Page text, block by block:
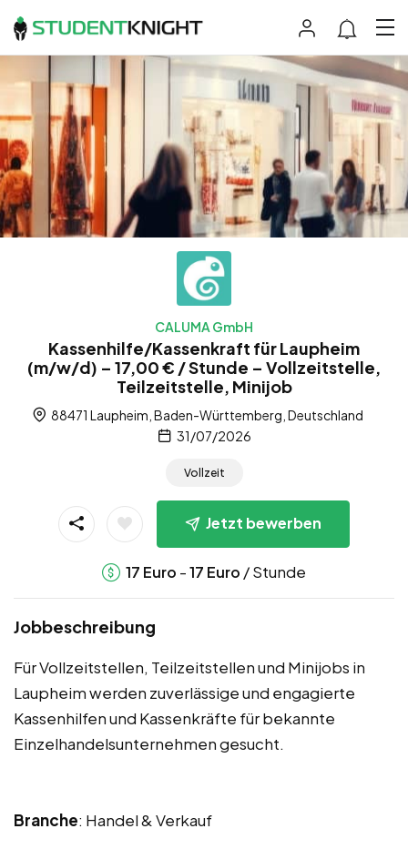
CALUMA GmbH
Kassenhilfe/Kassenkraft für Laupheim
(m/w/d) – 17,00 € / Stunde – Vollzeitstelle,
Teilzeitstelle, Minijob
88471 Laupheim, Baden-Württemberg, Deutschland
31/07/2026
Vollzeit
Jetzt bewerben
17 Euro -17 Euro / Stunde
Jobbeschreibung
Für Vollzeitstellen, Teilzeitstellen und Minijobs in
Laupheim werden zuverlässige und engagierte
Kassenhilfen und Kassenkräfte für bekannte
Einzelhandelsunternehmen gesucht.
Branche: Handel & Verkauf